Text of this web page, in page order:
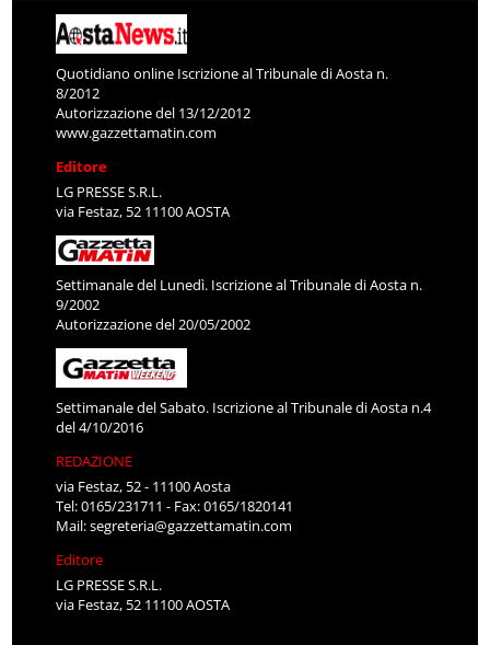
Quotidiano online Iscrizione al Tribunale di Aosta n.
8/2012
Autorizzazione del 13/12/2012
www.gazzettamatin.com
Editore
LG PRESSE S.R.L.
via Festaz, 52 11100 AOSTA
Settimanale del Lunedì. Iscrizione al Tribunale di Aosta n.
9/2002
Autorizzazione del 20/05/2002
Settimanale del Sabato. Iscrizione al Tribunale di Aosta n.4
del 4/10/2016
REDAZIONE
via Festaz, 52 - 11100 Aosta
Tel: 0165/231711 - Fax: 0165/1820141
Mail:segreteria@gazzettamatin.com
Editore
LG PRESSE S.R.L.
via Festaz, 52 11100 AOSTA